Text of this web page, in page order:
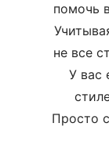
помочь
не все
У вас
Просто